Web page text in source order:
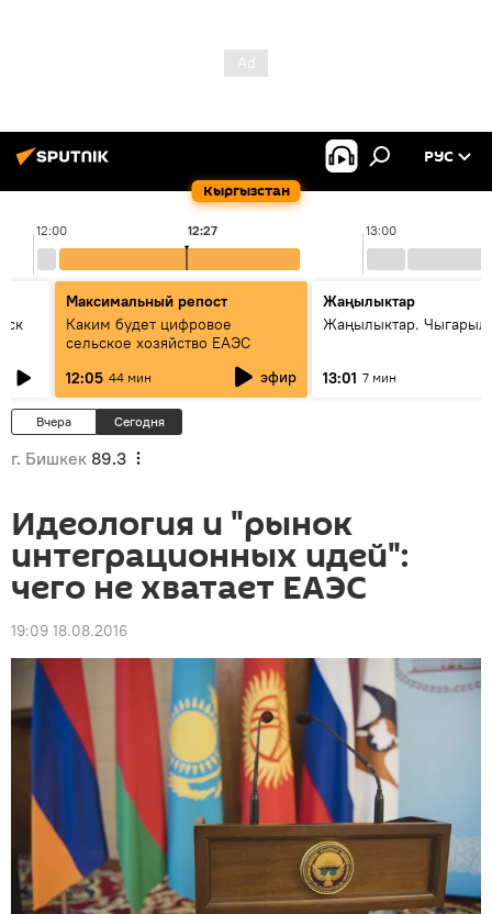
Кыргызстан
РУС
12:00 13:00
12:27
Максимальный репост
Каким будет цифровое
сельское хозяйство ЕАЭС
12:05 44 мин эфир
Жаңылыктар
Жаңылыктар.
13:01 7 мин
Вчера Сегодня
г. Бишкек 89.3
Идеология и "рынок
интеграционных идей":
чего не хватает ЕАЭС
19:09 18.08.2016